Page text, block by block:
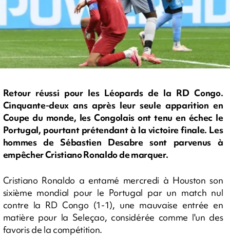
Retour réussi pour les Léopards de la RD Congo.
Cinquante-deux ans après leur seule apparition en
Coupe du monde, les Congolais ont tenu en échec le
Portugal, pourtant prétendant à la victoire finale. Les
hommes de Sébastien Desabre sont parvenus à
empêcher Cristiano Ronaldo de marquer.
Cristiano Ronaldo a entamé mercredi à Houston son
sixième mondial pour le Portugal par un match nul
contre la RD Congo (1-1), une mauvaise entrée en
matière pour la Seleçao, considérée comme l'un des
favoris de la compétition.